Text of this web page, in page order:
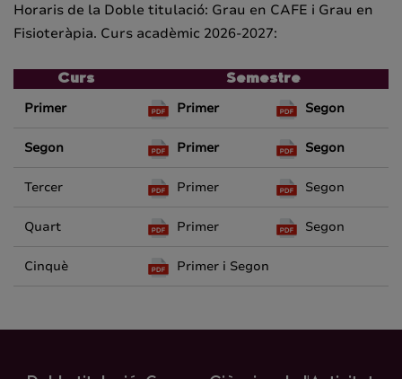
Horaris de la Doble titulació: Grau en CAFE i Grau en
Fisioteràpia. Curs acadèmic 2026-2027:
Curs Semestre
Primer Primer Segon
Segon Primer Segon
Tercer Primer Segon
Quart Primer Segon
Cinquè Primer i Segon